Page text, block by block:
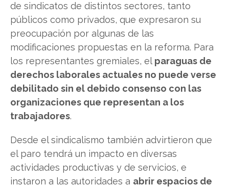
de sindicatos de distintos sectores, tanto
públicos como privados, que expresaron su
preocupación por algunas de las
modificaciones propuestas en la reforma. Para
los representantes gremiales, el paraguas de
derechos laborales actuales no puede verse
debilitado sin el debido consenso con las
organizaciones que representan a los
trabajadores.
Desde el sindicalismo también advirtieron que
el paro tendrá un impacto en diversas
actividades productivas y de servicios, e
instaron a las autoridades a abrir espacios de